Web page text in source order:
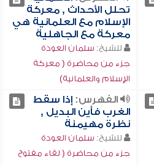
تحلل الأحداث , معركة
الإسلام مع العلمانية هي
معركة مع الجاهلية
للشيخ: سلمان العودة
جزء من محاضرة ( معركة
الإسلام والعلمانية)
الفهرس:إذا سقط
الغرب فأين البديل ,
نظرة مهيمنة
للشيخ: سلمان العودة
جزء من محاضرة ( لقاء مفتوح